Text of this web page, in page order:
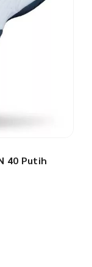
40 Putih